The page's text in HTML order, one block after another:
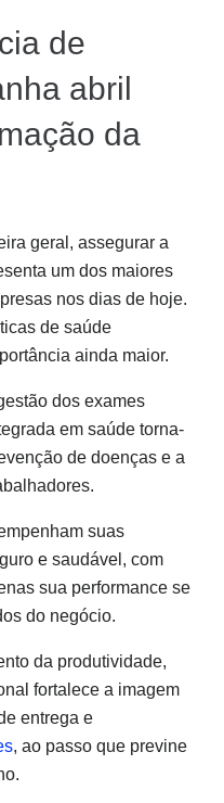
de
abril
da
geral, assegurar a
um dos maiores
nos dias de hoje.
de saúde
ainda maior.
dos exames
em saúde torna-
de doenças e a
suas
e saudável, com
sua performance se
do negócio.
da produtividade,
fortalece a imagem
entrega e
, ao passo que previne